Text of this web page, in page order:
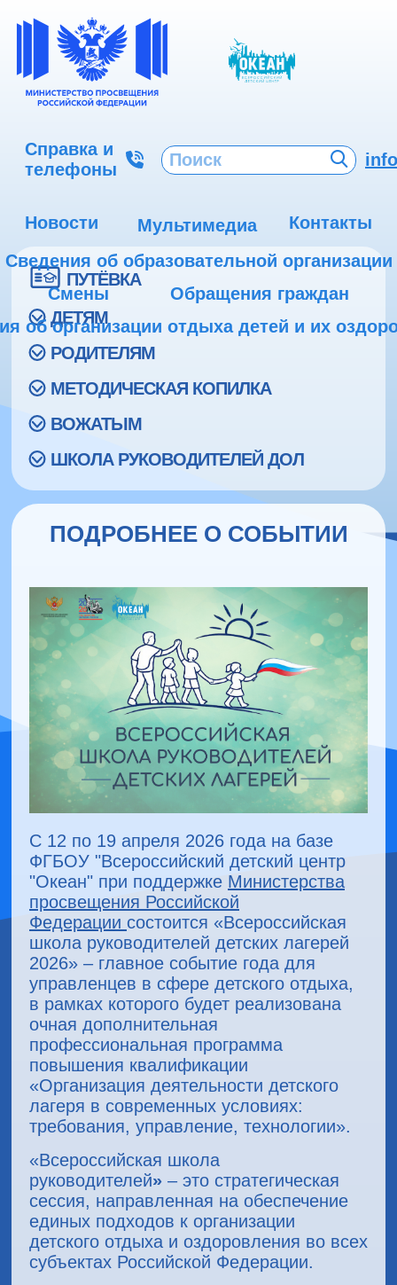
Справка и
телефоны
Новости Мультимедиа
Контакты
Сведения об образовательной организации
Смены
Обращения граждан
об организации отдыха детей и их
ПУТЁВКА
ДЕТЯМ
РОДИТЕЛЯМ
МЕТОДИЧЕСКАЯ КОПИЛКА
ВОЖАТЫМ
ШКОЛА РУКОВОДИТЕЛЕЙ ДОЛ
ПОДРОБНЕЕ О СОБЫТИИ
С 12 по 19 апреля 2026 года на базе
ФГБОУ "Всероссийский детский центр
"Океан" при поддержке Министерства
просвещения Российской
Федерации состоится «Всероссийская
школа руководителей детских лагерей
2026» – главное событие года для
управленцев в сфере детского отдыха,
в рамках которого будет реализована
очная дополнительная
профессиональная программа
повышения квалификации
«Организация деятельности детского
лагеря в современных условиях:
требования, управление, технологии».
«Всероссийская школа
руководителей» – это стратегическая
сессия, направленная на обеспечение
единых подходов к организации
детского отдыха и оздоровления во всех
субъектах Российской Федерации.